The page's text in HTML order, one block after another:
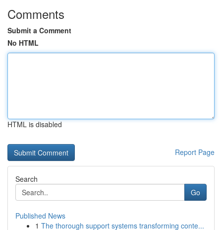
Comments
Submit a Comment
No HTML
HTML is disabled
Report Page
Search
Go
Published News
1 The thorough support systems transforming conte...